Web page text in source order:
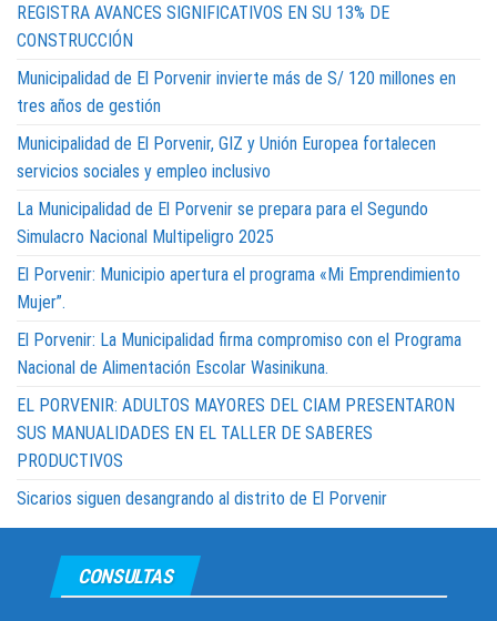
REGISTRA AVANCES SIGNIFICATIVOS EN SU 13% DE
CONSTRUCCIÓN
Municipalidad de El Porvenir invierte más de S/ 120 millones en
tres años de gestión
Municipalidad de El Porvenir, GIZ y Unión Europea fortalecen
servicios sociales y empleo inclusivo
La Municipalidad de El Porvenir se prepara para el Segundo
Simulacro Nacional Multipeligro 2025
El Porvenir: Municipio apertura el programa «Mi Emprendimiento
Mujer”.
El Porvenir: La Municipalidad firma compromiso con el Programa
Nacional de Alimentación Escolar Wasinikuna.
EL PORVENIR: ADULTOS MAYORES DEL CIAM PRESENTARON
SUS MANUALIDADES EN EL TALLER DE SABERES
PRODUCTIVOS
Sicarios siguen desangrando al distrito de El Porvenir
CONSULTAS